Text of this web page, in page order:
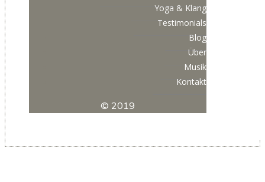
Yoga & Klang
Testimonials
Blog
Über
Musik
Kontakt
© 2019